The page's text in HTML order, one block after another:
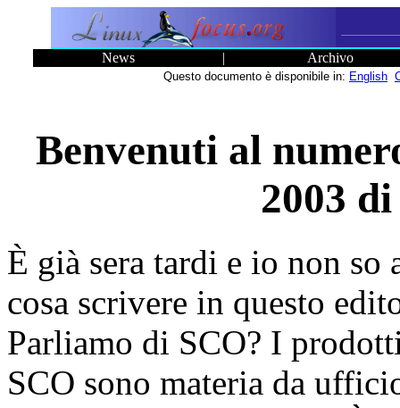
News | Archivo
Questo documento è disponibile in: English
Benvenuti al
2003
È già sera tardi e io non so
cosa scrivere in questo
Parliamo di SCO? I
SCO sono materia da